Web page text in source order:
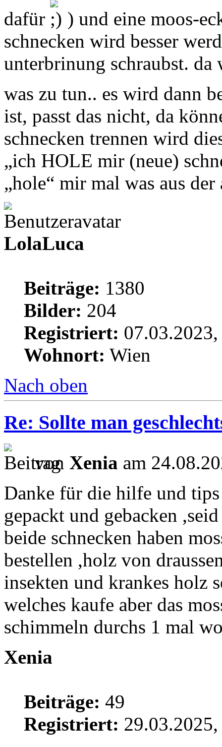
dafür
) und eine moos-
schnecken wird besser
unterbrinung schraubst. da
was zu tun.. es wird dann
ist, passt das nicht, da
schnecken trennen wird
„ich HOLE mir (neue)
„hole“ mir mal was aus
LolaLuca
Beiträge: 1380
Bilder: 204
Registriert:
Wohnort: Wien
Nach oben
Re: Sollte man
von Xenia am
Danke für die hilfe und
gepackt und gebacken
beide schnecken haben
bestellen ,holz von
insekten und krankes holz
welches kaufe aber das
schimmeln durchs 1 mal
Xenia
Beiträge: 49
Registriert: